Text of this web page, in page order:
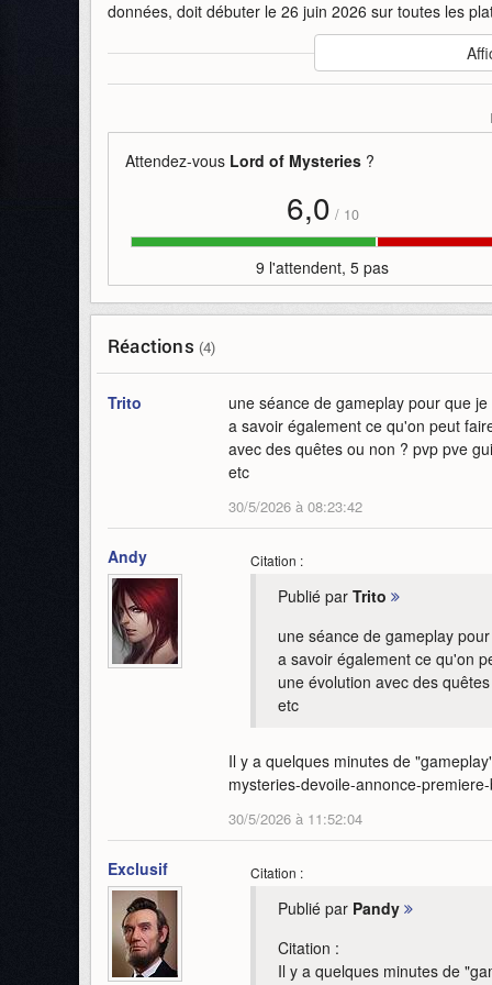
données, doit débuter le 26 juin 2026 sur toutes les
Attendez-vous Lord of Mysteries ?
6,0 / 10
9 l'attendent, 5 pas
Réactions (4)
Trito
une séance de gameplay pour que
a savoir également ce qu'on peut
avec des quêtes ou non ? pvp pve
etc
30/5/2026 à 08:23:42
Andy Citation :
Publié par Trito
une séance de gameplay
a savoir également ce qu'on
une évolution avec des
etc
Il y a quelques minutes de
mysteries-devoile-annonce-
30/5/2026 à 11:52:04
Exclusif Citation :
Publié par Pandy
Citation :
Il y a quelques minutes de